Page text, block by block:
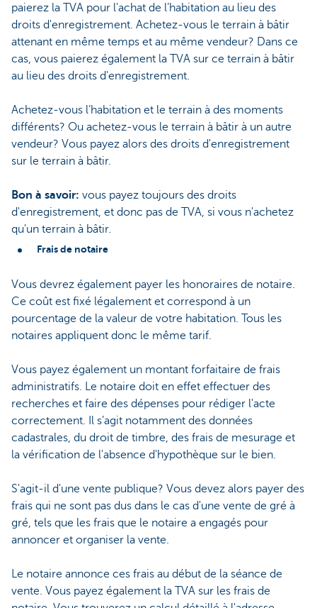
paierez la TVA pour l'achat de l’habitation au lieu des
droits d'enregistrement. Achetez-vous le terrain à bâtir
attenant en même temps et au même vendeur? Dans ce
cas, vous paierez également la TVA sur ce terrain à bâtir
au lieu des droits d'enregistrement.
Achetez-vous l’habitation et le terrain à des moments
différents? Ou achetez-vous le terrain à bâtir à un autre
vendeur? Vous payez alors des droits d'enregistrement
sur le terrain à bâtir.
Bon à savoir: vous payez toujours des droits
d'enregistrement, et donc pas de TVA, si vous n'achetez
qu'un terrain à bâtir.
Frais de notaire
Vous devrez également payer les honoraires de notaire.
Ce coût est fixé légalement et correspond à un
pourcentage de la valeur de votre habitation. Tous les
notaires appliquent donc le même tarif.
Vous payez également un montant forfaitaire de frais
administratifs. Le notaire doit en effet effectuer des
recherches et faire des dépenses pour rédiger l'acte
correctement. Il s’agit notamment des données
cadastrales, du droit de timbre, des frais de mesurage et
la vérification de l'absence d'hypothèque sur le bien.
S'agit-il d'une vente publique? Vous devez alors payer des
frais qui ne sont pas dus dans le cas d'une vente de gré à
gré, tels que les frais que le notaire a engagés pour
annoncer et organiser la vente.
Le notaire annonce ces frais au début de la séance de
vente. Vous payez également la TVA sur les frais de